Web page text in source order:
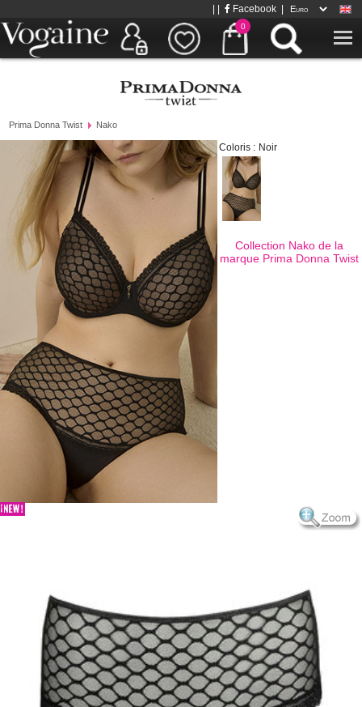
0
Facebook
Prima Donna Twist Nako
Coloris : Noir
Collection Nako de la
marque Prima Donna Twist